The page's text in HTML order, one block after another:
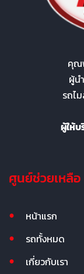
คุณ
ผู้น
รถไ
ผู้ให้
ศูนย์ช่วยเหลือ
หน้าแรก
รถทั้งหมด
เกี่ยวกับเรา